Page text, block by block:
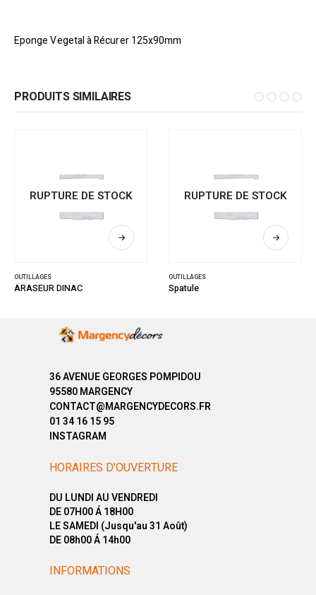
Eponge Vegetal à Récurer 125x90mm
PRODUITS SIMILAIRES
RUPTURE DE STOCK
OUTILLAGES
ARASEUR DINAC
RUPTURE DE STOCK
OUTILLAGES
Spatule
36 AVENUE GEORGES POMPIDOU
95580 MARGENCY
CONTACT@MARGENCYDECORS.FR
01 34 16 15 95
INSTAGRAM
HORAIRES D’OUVERTURE
DU LUNDI AU VENDREDI
DE 07H00 Á 18H00
LE SAMEDI (Jusqu'au 31 Août)
DE 08h00 Á 14h00
INFORMATIONS